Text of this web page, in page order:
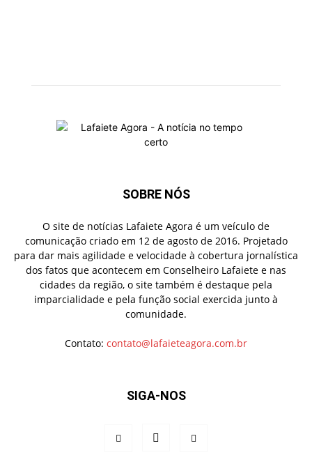
SOBRE NÓS
O site de notícias Lafaiete Agora é um veículo de
comunicação criado em 12 de agosto de 2016. Projetado
para dar mais agilidade e velocidade à cobertura jornalística
dos fatos que acontecem em Conselheiro Lafaiete e nas
cidades da região, o site também é destaque pela
imparcialidade e pela função social exercida junto à
comunidade.
Contato: contato@lafaieteagora.com.br
SIGA-NOS